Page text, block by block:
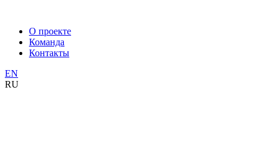
О проекте
Команда
Контакты
EN
RU